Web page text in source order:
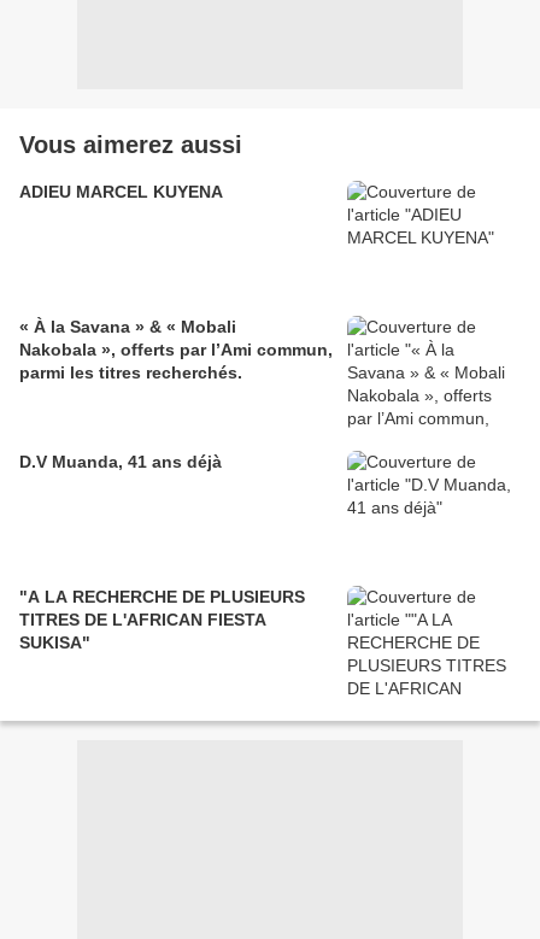
Vous aimerez aussi
ADIEU MARCEL KUYENA
« À la Savana » & « Mobali
Nakobala », offerts par l’Ami commun,
parmi les titres recherchés.
D.V Muanda, 41 ans déjà
"A LA RECHERCHE DE PLUSIEURS
TITRES DE L'AFRICAN FIESTA
SUKISA"